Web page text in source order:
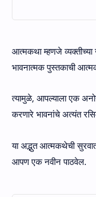
आत्मकथा म्हणजे
भावनात्मक पुस्तकाची
त्यामुळे, आपल्याला एक
करणारे भावनांचे अत्यंत
या अद्भुत आत्मकथेची
आपण एक नवीन पाठवेल.